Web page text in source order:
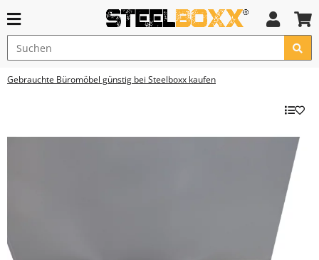
Gebrauchte Büromöbel günstig bei Steelboxx kaufen